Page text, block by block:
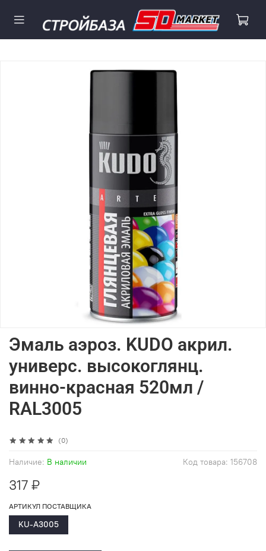
(0)
Код товара: 156708
Наличие: В наличии
Эмаль аэроз. KUDO акрил.
универс. высокоглянц.
винно-красная 520мл /
RAL3005
317 ₽
АРТИКУЛ ПОСТАВЩИКА
KU-А3005